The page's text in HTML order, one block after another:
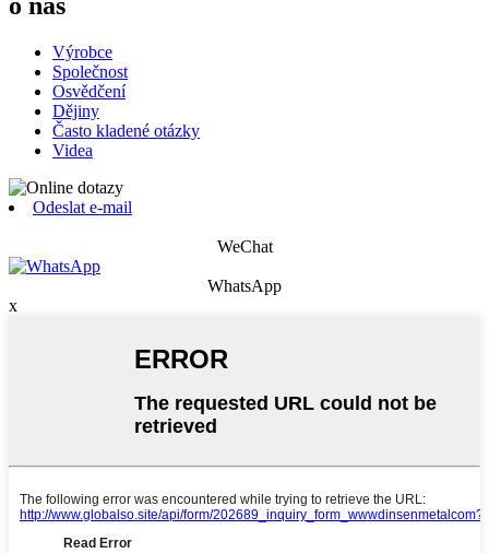
Výrobce
Společnost
Osvědčení
Dějiny
Často kladené otázky
Videa
Odeslat e-mail
WeChat
WhatsApp
x